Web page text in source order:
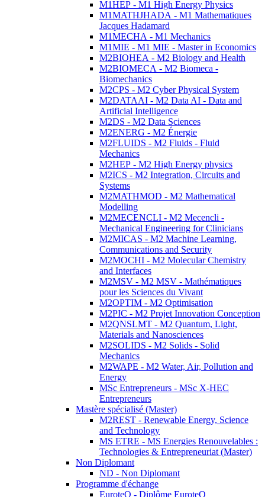
M1HEP - M1 High Energy Physics
M1MATHJHADA - M1 Mathematiques
Jacques Hadamard
M1MECHA - M1 Mechanics
M1MIE - M1 MIE - Master in Economics
M2BIOHEA - M2 Biology and Health
M2BIOMECA - M2 Biomeca -
Biomechanics
M2CPS - M2 Cyber Physical System
M2DATAAI - M2 Data AI - Data and
Artificial Intelligence
M2DS - M2 Data Sciences
M2ENERG - M2 Énergie
M2FLUIDS - M2 Fluids - Fluid
Mechanics
M2HEP - M2 High Energy physics
M2ICS - M2 Integration, Circuits and
Systems
M2MATHMOD - M2 Mathematical
Modelling
M2MECENCLI - M2 Mecencli -
Mechanical Engineering for Clinicians
M2MICAS - M2 Machine Learning,
Communications and Security
M2MOCHI - M2 Molecular Chemistry
and Interfaces
M2MSV - M2 MSV - Mathématiques
pour les Sciences du Vivant
M2OPTIM - M2 Optimisation
M2PIC - M2 Projet Innovation Conception
M2QNSLMT - M2 Quantum, Light,
Materials and Nanosciences
M2SOLIDS - M2 Solids - Solid
Mechanics
M2WAPE - M2 Water, Air, Pollution and
Energy
MSc Entrepreneurs - MSc X-HEC
Entrepreneurs
Mastère spécialisé (Master)
M2REST - Renewable Energy, Science
and Technology
MS ETRE - MS Energies Renouvelables :
Technologies & Entrepreneuriat (Master)
Non Diplomant
ND - Non Diplomant
Programme d'échange
EuroteQ - Diplôme EuroteQ